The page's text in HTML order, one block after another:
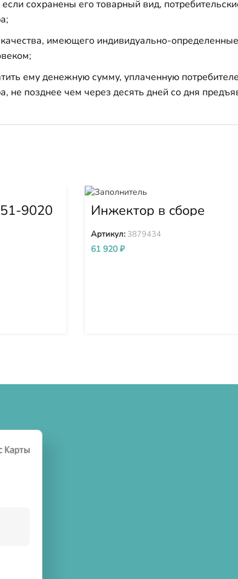
сохранены его товарный вид,
имеющего индивидуально-
ему денежную сумму, уплаченную
не позднее чем через десять дней со дня
9020 Инжектор в сборе
3879434
Артикул: 3879434
61 920₽